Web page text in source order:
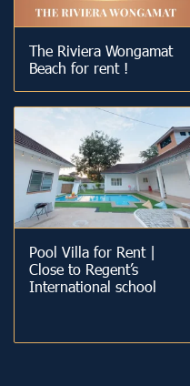
The Riviera Wongamat
Beach for rent !
Pool Villa for Rent |
Close to Regent’s
International school